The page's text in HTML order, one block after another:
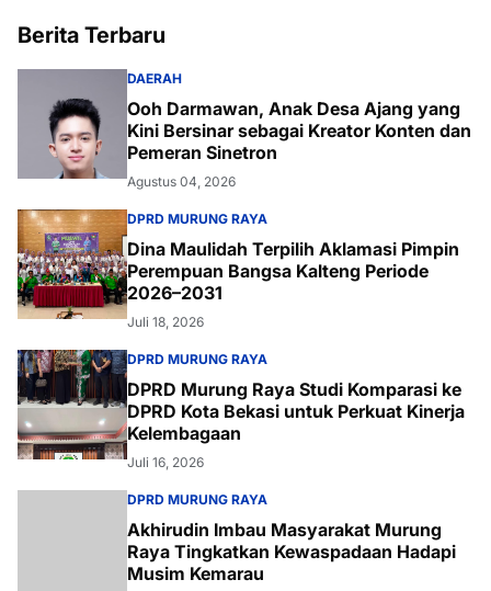
Berita Terbaru
DAERAH
Ooh Darmawan, Anak Desa Ajang yang
Kini Bersinar sebagai Kreator Konten dan
Pemeran Sinetron
Agustus 04, 2026
DPRD MURUNG RAYA
Dina Maulidah Terpilih Aklamasi Pimpin
Perempuan Bangsa Kalteng Periode
2026–2031
Juli 18, 2026
DPRD MURUNG RAYA
DPRD Murung Raya Studi Komparasi ke
DPRD Kota Bekasi untuk Perkuat Kinerja
Kelembagaan
Juli 16, 2026
DPRD MURUNG RAYA
Akhirudin Imbau Masyarakat Murung
Raya Tingkatkan Kewaspadaan Hadapi
Musim Kemarau